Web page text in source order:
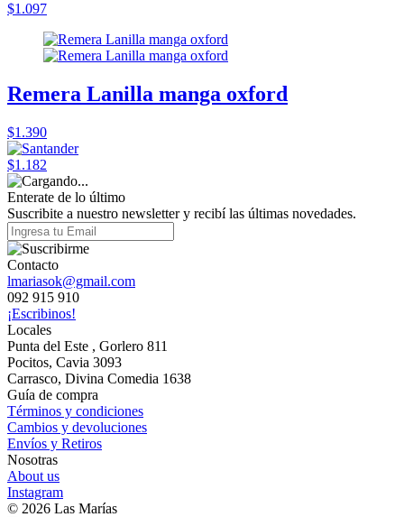
$1.097
Remera Lanilla manga oxford
$1.390
$1.182
Enterate de lo último
Suscribite a nuestro newsletter y recibí las últimas novedades.
Contacto
lmariasok@gmail.com
092 915 910
¡Escribinos!
Locales
Punta del Este , Gorlero 811
Pocitos, Cavia 3093
Carrasco, Divina Comedia 1638
Guía de compra
Términos y condiciones
Cambios y devoluciones
Envíos y Retiros
Nosotras
About us
Instagram
© 2026 Las Marías